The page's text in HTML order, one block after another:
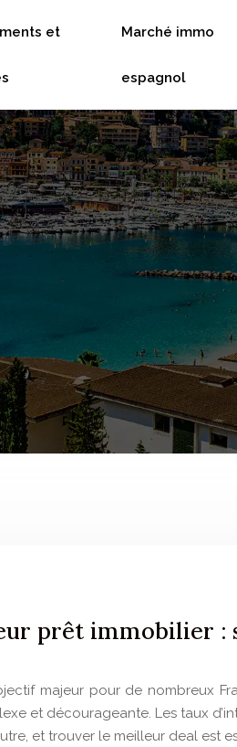
et Marché immo
espagnol
prêt immobilier :
majeur pour de nombreux
et décourageante. Les taux
et trouver le meilleur deal est